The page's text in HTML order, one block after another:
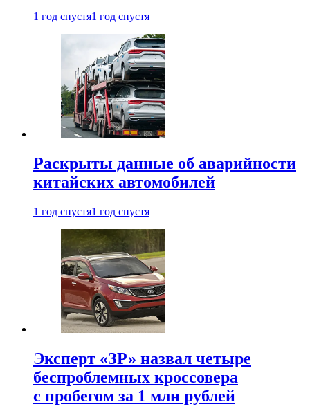
1 год спустя1 год спустя
Раскрыты данные об аварийности
китайских автомобилей
1 год спустя1 год спустя
Эксперт «ЗР» назвал четыре
беспроблемных кроссовера
с пробегом за 1 млн рублей